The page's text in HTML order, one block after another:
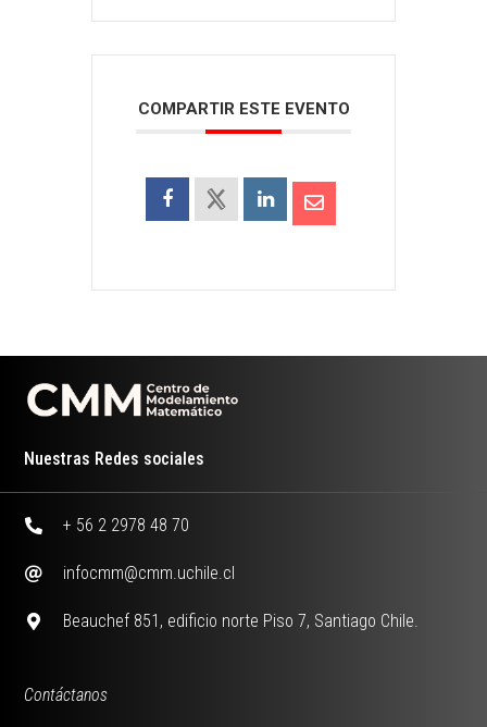
COMPARTIR ESTE EVENTO
Nuestras Redes sociales
+ 56 2 2978 48 70
infocmm@cmm.uchile.cl
Beauchef 851, edificio norte Piso 7, Santiago Chile.
Contáctanos